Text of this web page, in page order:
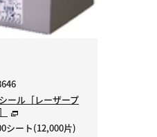
ール［レーザープ
シート(12,000片)